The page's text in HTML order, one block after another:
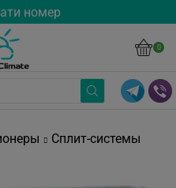
номер
0
Сплит-системы